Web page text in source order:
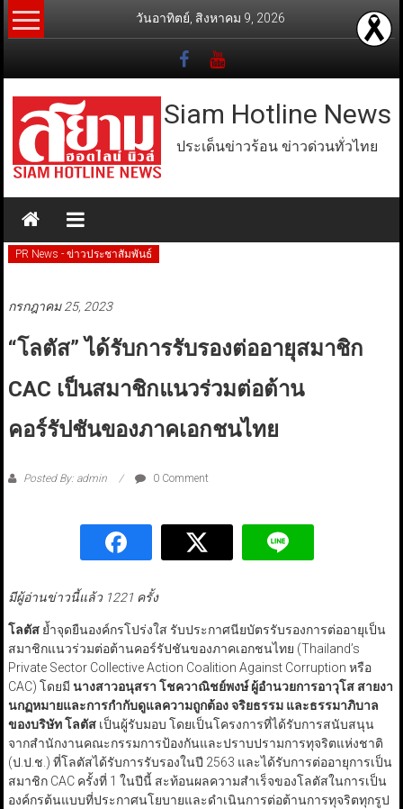
Skip
to
วันอาทิตย์, สิงหาคม 9, 2026
Siam Hotline News
ประเด็นข่าวร้อน ข่าวด่วนทั่วไทย
PR News - ข่าวประชาสัมพันธ์
กรกฎาคม 25, 2023
“โลตัส” ได้รับการรับรองต่ออายุสมาชิก
CAC เป็นสมาชิกแนวร่วมต่อต้าน
คอร์รัปชันของภาคเอกชนไทย
Posted By: admin 0 Comment
มีผู้อ่านข่าวนี้แล้ว 1221 ครั้ง
โลตัสย้ำจุดยืนองค์กรโปร่งใส รับประกาศนียบัตรรับรองการต่ออายุเป็น
สมาชิกแนวร่วมต่อต้านคอร์รัปชันของภาคเอกชนไทย (Thailand’s
Private Sector Collective Action Coalition Against Corruption หรือ
CAC) โดยมี นางสาวอนุสรา โชควาณิชย์พงษ์ ผู้อำนวยการอาวุโส สายงา
นกฏหมายและการกำกับดูแลความถูกต้อง จริยธรรม และธรรมาภิบาล
ของบริษัท โลตัสเป็นผู้รับมอบ โดยเป็นโครงการที่ได้รับการสนับสนุน
จากสำนักงานคณะกรรมการป้องกันและปราบปรามการทุจริตแห่งชาติ
(ป.ป.ช.) ที่โลตัสได้รับการรับรองในปี 2563 และได้รับการต่ออายุการเป็น
สมาชิก CAC ครั้งที่ 1 ในปีนี้ สะท้อนผลความสำเร็จของโลตัสในการเป็น
องค์กรต้นแบบที่ประกาศนโยบายและดำเนินการต่อต้านการทุจริตทุกรูป